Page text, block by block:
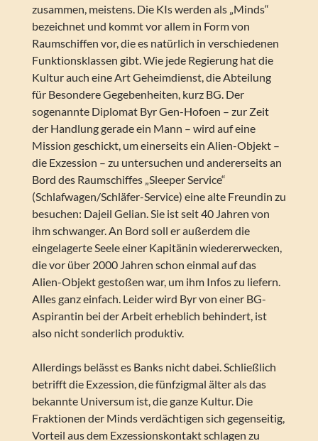
zusammen, meistens. Die KIs werden als „Minds“
bezeichnet und kommt vor allem in Form von
Raumschiffen vor, die es natürlich in verschiedenen
Funktionsklassen gibt. Wie jede Regierung hat die
Kultur auch eine Art Geheimdienst, die Abteilung
für Besondere Gegebenheiten, kurz BG. Der
sogenannte Diplomat Byr Gen-Hofoen – zur Zeit
der Handlung gerade ein Mann – wird auf eine
Mission geschickt, um einerseits ein Alien-Objekt –
die Exzession – zu untersuchen und andererseits an
Bord des Raumschiffes „Sleeper Service“
(Schlafwagen/Schläfer-Service) eine alte Freundin zu
besuchen: Dajeil Gelian. Sie ist seit 40 Jahren von
ihm schwanger. An Bord soll er außerdem die
eingelagerte Seele einer Kapitänin wiedererwecken,
die vor über 2000 Jahren schon einmal auf das
Alien-Objekt gestoßen war, um ihm Infos zu liefern.
Alles ganz einfach. Leider wird Byr von einer BG-
Aspirantin bei der Arbeit erheblich behindert, ist
also nicht sonderlich produktiv.
Allerdings belässt es Banks nicht dabei. Schließlich
betrifft die Exzession, die fünfzigmal älter als das
bekannte Universum ist, die ganze Kultur. Die
Fraktionen der Minds verdächtigen sich gegenseitig,
Vorteil aus dem Exzessionskontakt schlagen zu